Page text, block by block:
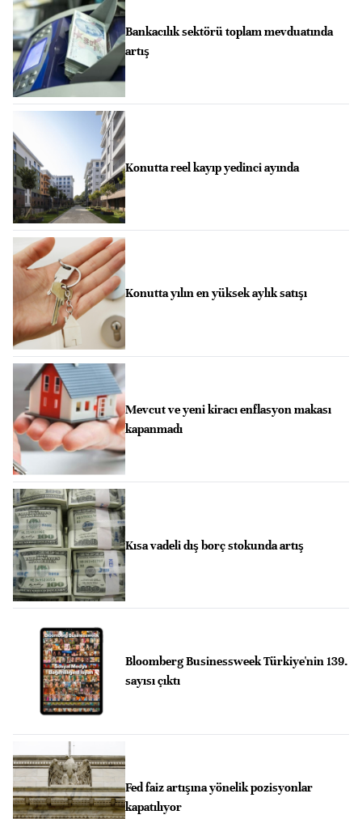
Bankacılık sektörü toplam mevduatında
artış
Konutta reel kayıp yedinci ayında
Konutta yılın en yüksek aylık satışı
Mevcut ve yeni kiracı enflasyon makası
kapanmadı
Kısa vadeli dış borç stokunda artış
Bloomberg Businessweek Türkiye'nin 139.
sayısı çıktı
Fed faiz artışına yönelik pozisyonlar
kapatılıyor